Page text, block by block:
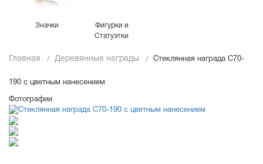
Значки
Фигурки и
Статуэтки
Главная Деревянные награды Стеклянная награда C70-
190 с цветным нанесением
Фотографии